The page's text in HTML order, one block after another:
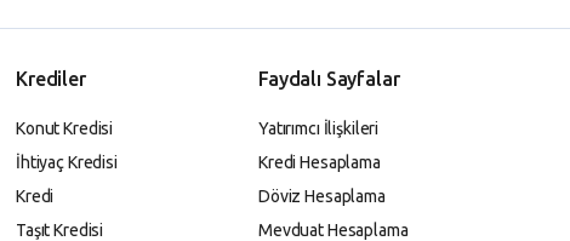
Krediler
Konut Kredisi
İhtiyaç Kredisi
Kredi
Taşıt Kredisi
Faydalı Sayfalar
Yatırımcı İlişkileri
Kredi Hesaplama
Döviz Hesaplama
Mevduat Hesaplama